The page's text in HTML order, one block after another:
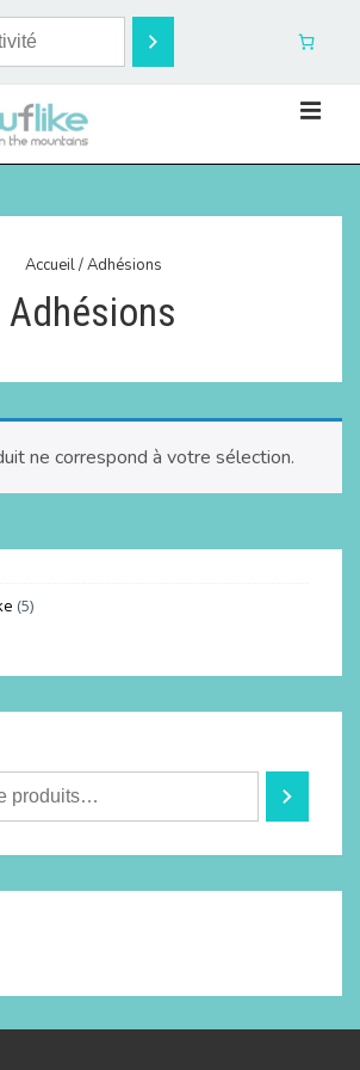
Accueil/ Adhésions
Adhésions
ne correspond à votre sélection.
5